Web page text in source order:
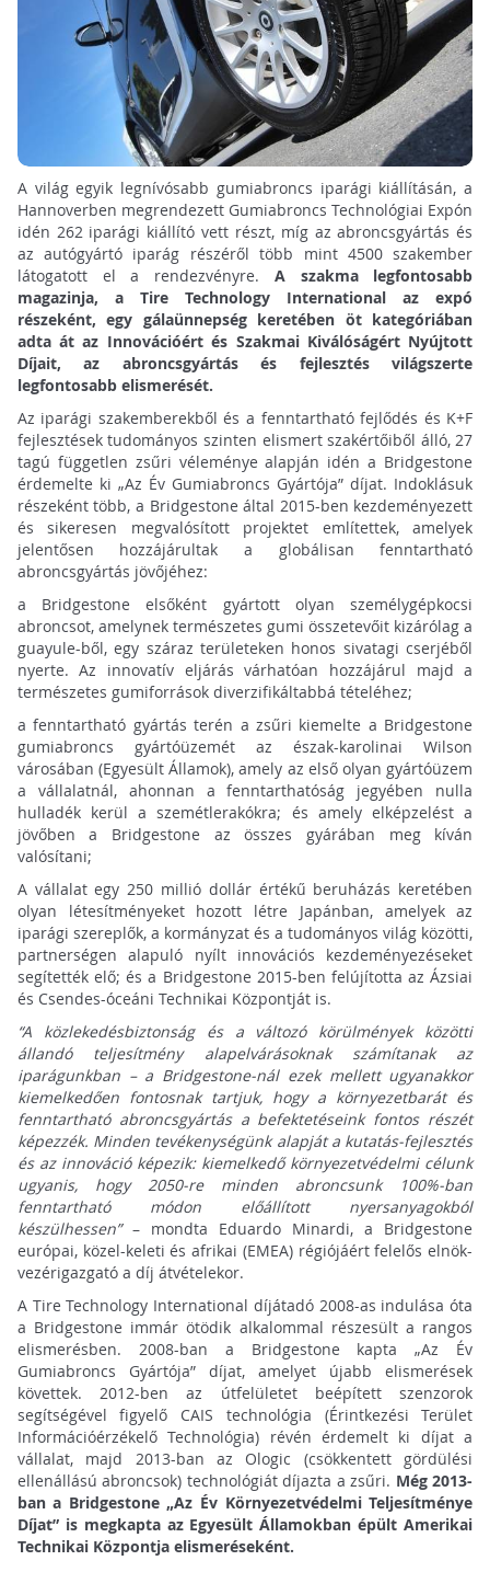
A világ egyik legnívósabb gumiabroncs iparági kiállításán, a
Hannoverben megrendezett Gumiabroncs Technológiai Expón
idén 262 iparági kiállító vett részt, míg az abroncsgyártás és
az autógyártó iparág részéről több mint 4500 szakember
látogatott el a rendezvényre. A szakma legfontosabb
magazinja, a Tire Technology International az expó
részeként, egy gálaünnepség keretében öt kategóriában
adta át az Innovációért és Szakmai Kiválóságért Nyújtott
Díjait, az abroncsgyártás és fejlesztés világszerte
legfontosabb elismerését.
Az iparági szakemberekből és a fenntartható fejlődés és K+F
fejlesztések tudományos szinten elismert szakértőiből álló, 27
tagú független zsűri véleménye alapján idén a Bridgestone
érdemelte ki „Az Év Gumiabroncs Gyártója” díjat. Indoklásuk
részeként több, a Bridgestone által 2015-ben kezdeményezett
és sikeresen megvalósított projektet említettek, amelyek
jelentősen hozzájárultak a globálisan fenntartható
abroncsgyártás jövőjéhez:
a Bridgestone elsőként gyártott olyan személygépkocsi
abroncsot, amelynek természetes gumi összetevőit kizárólag a
guayule-ből, egy száraz területeken honos sivatagi cserjéből
nyerte. Az innovatív eljárás várhatóan hozzájárul majd a
természetes gumiforrások diverzifikáltabbá tételéhez;
a fenntartható gyártás terén a zsűri kiemelte a Bridgestone
gumiabroncs gyártóüzemét az észak-karolinai Wilson
városában (Egyesült Államok), amely az első olyan gyártóüzem
a vállalatnál, ahonnan a fenntarthatóság jegyében nulla
hulladék kerül a szemétlerakókra; és amely elképzelést a
jövőben a Bridgestone az összes gyárában meg kíván
valósítani;
A vállalat egy 250 millió dollár értékű beruházás keretében
olyan létesítményeket hozott létre Japánban, amelyek az
iparági szereplők, a kormányzat és a tudományos világ közötti,
partnerségen alapuló nyílt innovációs kezdeményezéseket
segítették elő; és a Bridgestone 2015-ben felújította az Ázsiai
és Csendes-óceáni Technikai Központját is.
“A közlekedésbiztonság és a változó körülmények közötti
állandó teljesítmény alapelvárásoknak számítanak az
iparágunkban – a Bridgestone-nál ezek mellett ugyanakkor
kiemelkedően fontosnak tartjuk, hogy a környezetbarát és
fenntartható abroncsgyártás a befektetéseink fontos részét
képezzék. Minden tevékenységünk alapját a kutatás-fejlesztés
és az innováció képezik: kiemelkedő környezetvédelmi célunk
ugyanis, hogy 2050-re minden abroncsunk 100%-ban
fenntartható módon előállított nyersanyagokból
készülhessen” – mondta Eduardo Minardi, a Bridgestone
európai, közel-keleti és afrikai (EMEA) régiójáért felelős elnök-
vezérigazgató a díj átvételekor.
A Tire Technology International díjátadó 2008-as indulása óta
a Bridgestone immár ötödik alkalommal részesült a rangos
elismerésben. 2008-ban a Bridgestone kapta „Az Év
Gumiabroncs Gyártója” díjat, amelyet újabb elismerések
követtek. 2012-ben az útfelületet beépített szenzorok
segítségével figyelő CAIS technológia (Érintkezési Terület
Információérzékelő Technológia) révén érdemelt ki díjat a
vállalat, majd 2013-ban az Ologic (csökkentett gördülési
ellenállású abroncsok) technológiát díjazta a zsűri. Még 2013-
ban a Bridgestone „Az Év Környezetvédelmi Teljesítménye
Díjat” is megkapta az Egyesült Államokban épült Amerikai
Technikai Központja elismeréseként.